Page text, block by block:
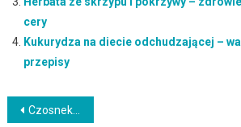
cery
Kukurydza na diecie odchudzającej –
przepisy
Nawigacja
Czosnek niedźwiedzi – zdrowotne właściwości i zastosowanie w medycynie